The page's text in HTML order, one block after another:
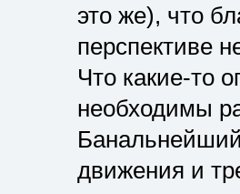
это же), что
перспективе
Что какие-то
необходимы
движения и